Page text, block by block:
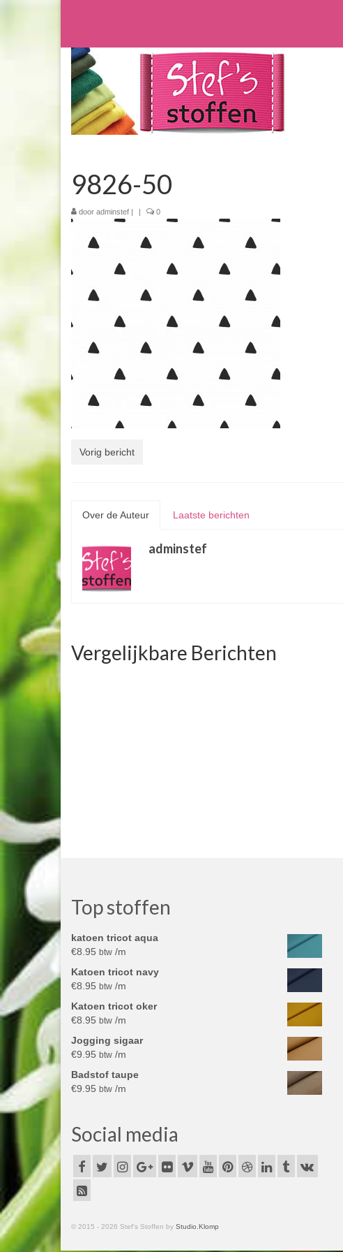
9826-50
door adminstef | | 0
Vorig bericht
Over de Auteur Laatste berichten
adminstef
Vergelijkbare Berichten
Top stoffen
katoen tricot aqua
€8.95 btw /m
Katoen tricot navy
€8.95 btw /m
Katoen tricot oker
€8.95 btw /m
Jogging sigaar
€9.95 btw /m
Badstof taupe
€9.95 btw /m
Social media
© 2015 - 2026 Stef's Stoffen by Studio.Klomp